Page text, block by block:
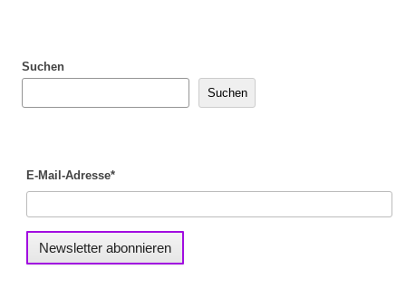
Suchen
Suchen
E-Mail-Adresse*